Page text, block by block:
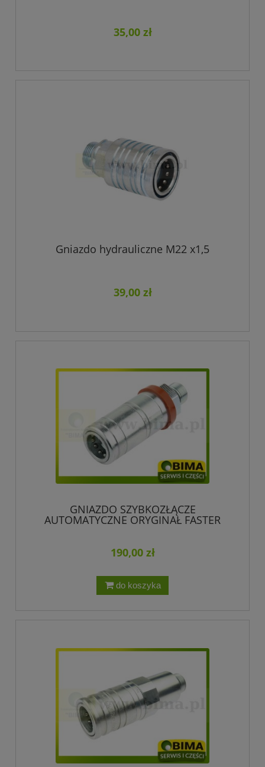
35,00 zł
Gniazdo hydrauliczne M22 x1,5
39,00 zł
GNIAZDO SZYBKOZŁĄCZE
AUTOMATYCZNE ORYGINAŁ FASTER
190,00 zł
do koszyka